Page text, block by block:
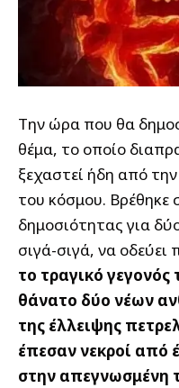
Την ώρα που θα
θέμα, το οποίο
ξεχαστεί ήδη από
του κόσμου. Βρέθηκε
δημοσιότητας για
σιγά-σιγά, να οδεύει
το τραγικό γεγονός
θάνατο δύο νέων
της έλλειψης
έπεσαν νεκροί από
στην απεγνωσμένη